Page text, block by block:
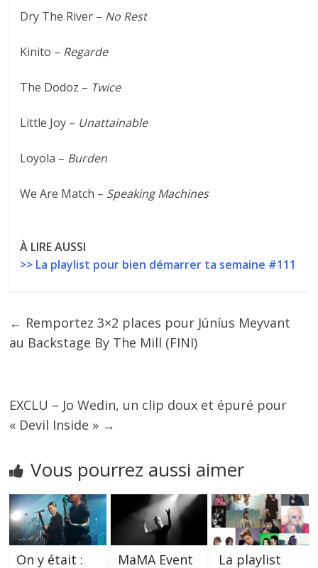
Dry The River – No Rest
Kinito – Regarde
The Dodoz – Twice
Little Joy – Unattainable
Loyola – Burden
We Are Match – Speaking Machines
À LIRE AUSSI
>> La playlist pour bien démarrer ta semaine #111
← Remportez 3×2 places pour Júníus Meyvant
au Backstage By The Mill (FINI)
EXCLU – Jo Wedin, un clip doux et épuré pour
« Devil Inside » →
Vous pourrez aussi aimer
On y était :
MaMA Event
La playlist